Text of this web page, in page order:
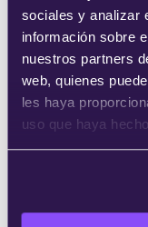
sociales y analizar
información sobre
nuestros partners
web, quienes
les haya
uso que haya